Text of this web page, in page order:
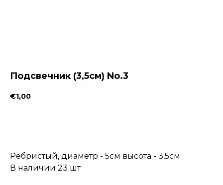
Подсвечник (3,5см) No.3
€1,00
Ребристый, диаметр - 5см высота - 3,5см
В наличии 23 шт